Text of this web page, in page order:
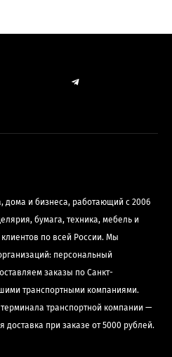
дома и бизнеса, работающий с 2006
бумага, техника, мебель и
по всей России. Мы
персональный
заказы по Санкт-
транспортными компаниями.
транспортной компании —
доставка при заказе от 5000 рублей.